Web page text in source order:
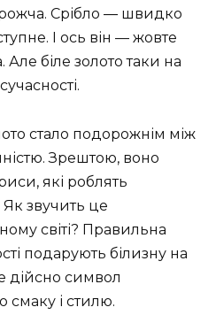
Срібло ― швидко
І ось він — жовте
Але біле золото таки на
стало подорожнім між
Зрештою, воно
які роблять
звучить це
світі? Правильна
подарують білизну на
дійсно символ
смаку і стилю.